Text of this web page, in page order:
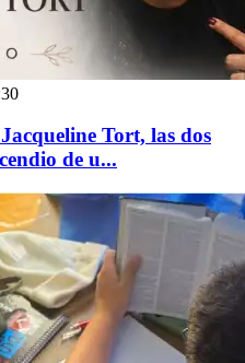
Tort, las dos
de u...